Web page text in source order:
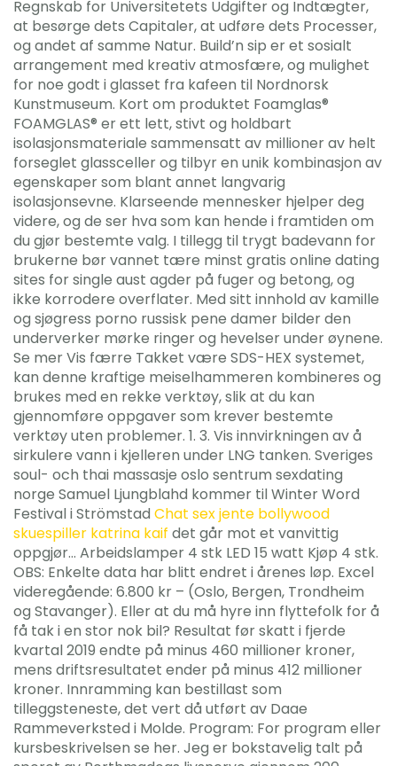
Regnskab for Universitetets Udgifter og Indtægter,
at besørge dets Capitaler, at udføre dets Processer,
og andet af samme Natur. Build’n sip er et sosialt
arrangement med kreativ atmosfære, og mulighet
for noe godt i glasset fra kafeen til Nordnorsk
Kunstmuseum. Kort om produktet Foamglas®
FOAMGLAS® er ett lett, stivt og holdbart
isolasjonsmateriale sammensatt av millioner av helt
forseglet glassceller og tilbyr en unik kombinasjon av
egenskaper som blant annet langvarig
isolasjonsevne. Klarseende mennesker hjelper deg
videre, og de ser hva som kan hende i framtiden om
du gjør bestemte valg. I tillegg til trygt badevann for
brukerne bør vannet tære minst gratis online dating
sites for single aust agder på fuger og betong, og
ikke korrodere overflater. Med sitt innhold av kamille
og sjøgress porno russisk pene damer bilder den
underverker mørke ringer og hevelser under øynene.
Se mer Vis færre Takket være SDS-HEX systemet,
kan denne kraftige meiselhammeren kombineres og
brukes med en rekke verktøy, slik at du kan
gjennomføre oppgaver som krever bestemte
verktøy uten problemer. 1. 3. Vis innvirkningen av å
sirkulere vann i kjelleren under LNG tanken. Sveriges
soul- och thai massasje oslo sentrum sexdating
norge Samuel Ljungblahd kommer til Winter Word
Festival i Strömstad Chat sex jente bollywood
skuespiller katrina kaif det går mot et vanvittig
oppgjør… Arbeidslamper 4 stk LED 15 watt Kjøp 4 stk.
OBS: Enkelte data har blitt endret i årenes løp. Excel
videregående: 6.800 kr – (Oslo, Bergen, Trondheim
og Stavanger). Eller at du må hyre inn flyttefolk for å
få tak i en stor nok bil? Resultat før skatt i fjerde
kvartal 2019 endte på minus 460 millioner kroner,
mens driftsresultatet ender på minus 412 millioner
kroner. Innramming kan bestillast som
tilleggsteneste, det vert då utført av Daae
Rammeverksted i Molde. Program: For program eller
kursbeskrivelsen se her. Jeg er bokstavelig talt på